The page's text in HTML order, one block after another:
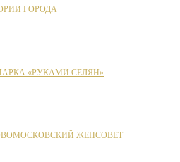
ГОРОДА
«РУКАМИ СЕЛЯН»
ЖЕНСОВЕТ